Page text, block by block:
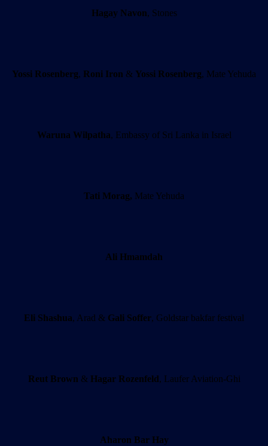
Hagay Navon, Stones
Yossi Rosenberg, Roni Iron & Yossi Rosenberg, Mate Yehuda
Waruna Wilpatha, Embassy of Sri Lanka in Israel
Tati Morag, Mate Yehuda
Ali Hmamdah
Eli Shashua, Arad & Gali Soffer, Goldstar bakfar festival
Reut Brown & Hagar Rozenfeld, Laufer Aviation-Ghi
Aharon Bar Hay